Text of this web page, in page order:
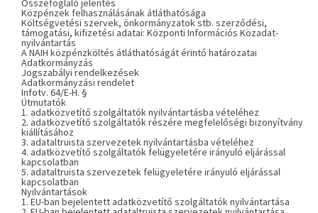
Összefoglaló jelentés
Közpénzek felhasználásának átláthatósága
Költségvetési szervek, önkormányzatok stb. szerződési,
támogatási, kifizetési adatai: Központi Információs Közadat-
nyilvántartás
A NAIH közpénzköltés átláthatóságát érintő határozatai
Adatkormányzás
Jogszabályi rendelkezések
Adatkormányzási rendelet
Infotv. 64/E-H. §
Útmutatók
1. adatközvetítő szolgáltatók nyilvántartásba vételéhez
2. adatközvetítő szolgáltatók részére megfelelőségi bizonyítvány
kiállításához
3. adataltruista szervezetek nyilvántartásba vételéhez
4. adatközvetítő szolgáltatók felügyeletére irányuló eljárással
kapcsolatban
5. adataltruista szervezetek felügyeletére irányuló eljárással
kapcsolatban
Nyilvántartások
1. EU-ban bejelentett adatközvetítő szolgáltatók nyilvántartása